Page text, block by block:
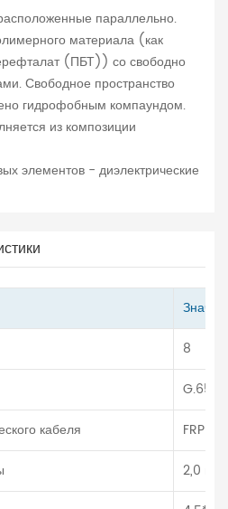
параллельно.
материала (как
(ПБТ)) со свободно
Свободное пространство
гидрофобным компаундом.
из композиции
элементов - диэлектрические
8
G.652
кабеля
FRP
2,0 мм